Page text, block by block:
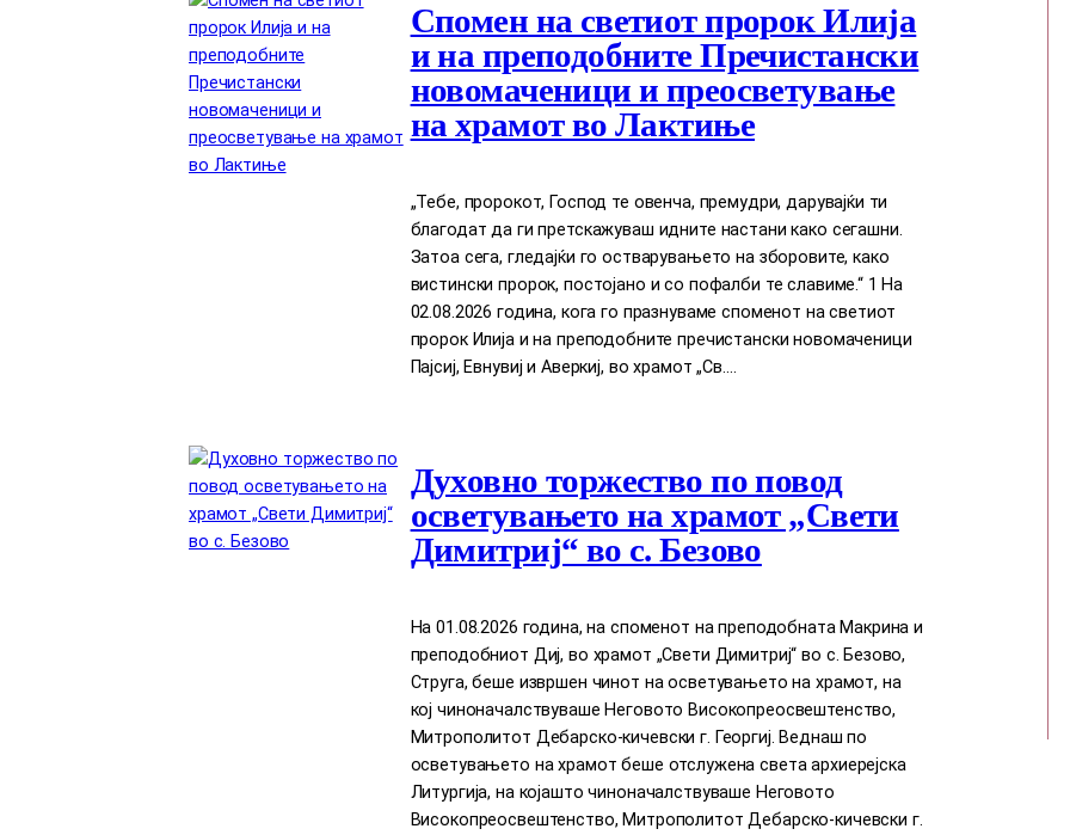
Спомен на светиот пророк Илија
и на преподобните Пречистански
новомаченици и преосветување
на храмот во Лактиње
„Тебе, пророкот, Господ те овенча, премудри, дарувајќи ти
благодат да ги претскажуваш идните настани како сегашни.
Затоа сега, гледајќи го остварувањето на зборовите, како
вистински пророк, постојано и со пофалби те славиме.“ 1 На
02.08.2026 година, кога го празнуваме споменот на светиот
пророк Илија и на преподобните пречистански новомаченици
Пајсиј, Евнувиј и Аверкиј, во храмот „Св.…
Духовно торжество по повод
осветувањето на храмот „Свети
Димитриј“ во с. Безово
На 01.08.2026 година, на споменот на преподобната Макрина и
преподобниот Диј, во храмот „Свети Димитриј“ во с. Безово,
Струга, беше извршен чинот на осветувањето на храмот, на
кој чиноначалствуваше Неговото Високопреосвештенство,
Митрополитот Дебарско-кичевски г. Георгиј. Веднаш по
осветувањето на храмот беше отслужена света архиерејска
Литургија, на којашто чиноначалствуваше Неговото
Високопреосвештенство, Митрополитот Дебарско-кичевски г.